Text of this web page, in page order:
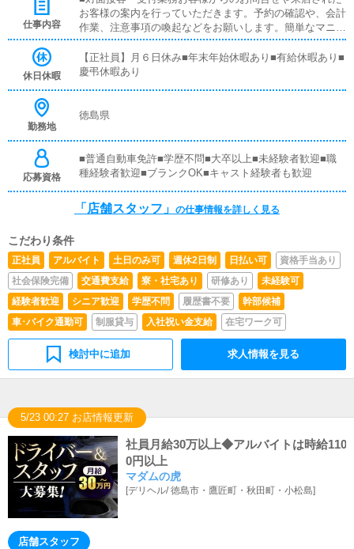
仕事内容
お客様の案内を行っていただきます。予約の確認や、会計
作業、注意事項の喚起などをお願いします。簡単なマニュ
アルや、先輩スタッフに付いて業務内容を見ながら徐々に
覚えていただきますので、未経験の方でも安心して働けま
す。■PC更新業務ヘブンネットなど、ポータルサイト等の
はボタンを押すだけや、ブログの更新時に簡単に文字が入
きます。■清掃・備品管理お客様やキャストの方に快適に
お過ごしいただくため、店内の清掃や備品の管理・補充を
行っていただきます。
休日休暇
【正社員】月６日休み■年末年始休暇あり■有給休暇あり■
慶弔休暇あり
勤務地
徳島県
応募資格
■普通自動車免許■学歴不問■大卒以上■未経験者歓迎■職
種経験者歓迎■ブランクOK■キャスト経験者も歓迎
「店舗スタッフ」 の仕事情報を詳しく見る
こだわり条件
正社員 アルバイト 土日のみ可 週休2日制 日払い可
資格手当あり
社会保険完備
交通費支給 寮・社宅あり 研修あり
未経験可
経験者歓迎
シニア歓迎 学歴不問 履歴書不要
幹部候補
車･バイク通勤可
制服貸与 入社祝い金支給 在宅ワーク可
検討中に追加 求人情報を見る
5/23 00:27 お店情報更新
社員月給30万以上◆アルバイトは時給110
0円以上
マダムの虎
[デリヘル/徳島市・鷹匠町・秋田町・小松島]
店舗スタッフ